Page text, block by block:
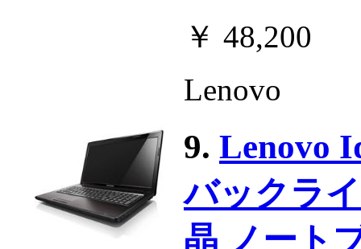
￥ 48,200
Lenovo
9. Lenovo
バックラ
晶 ノート